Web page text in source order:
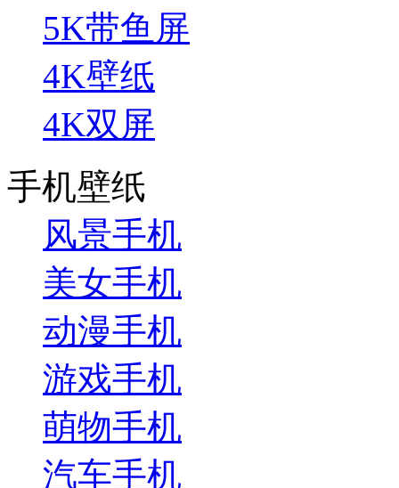
5K带鱼屏
4K壁纸
4K双屏
手机壁纸
风景手机
美女手机
动漫手机
游戏手机
萌物手机
汽车手机